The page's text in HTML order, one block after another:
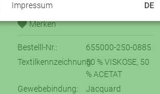
Bestelll-Nr.:
655000-250-0885
Textilkennzeichnung:50 % VISKOSE, 50
% ACETAT
Gewebebindung:
Jacquard
Impressum DE